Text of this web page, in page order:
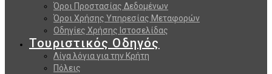
Όροι Προστασίας Δεδομένων
Όροι Χρήσης Υπηρεσίας Μεταφορών
Οδηγίες Χρήσης Ιστοσελίδας
Τουριστικός Οδηγός
Λίγα λόγια για την Κρήτη
Πόλεις